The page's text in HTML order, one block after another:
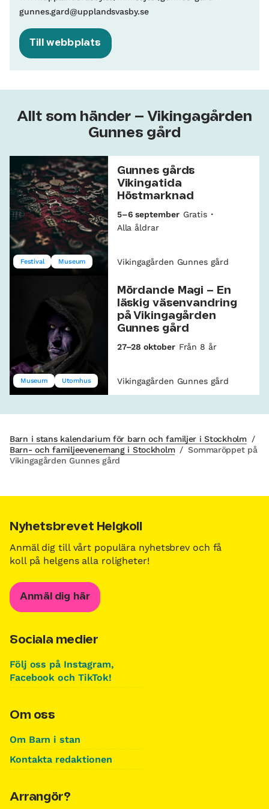
gunnes.gard@upplandsvasby.se
Till webbplats
Allt som händer – Vikingagården
Gunnes gård
Festival Museum
Gunnes gårds
Vikingatida
Höstmarknad
5–6 september Gratis
Alla åldrar
Vikingagården Gunnes gård
Museum Utomhus
Mördande Magi – En
läskig väsenvandring
på Vikingagården
Gunnes gård
27–28 oktober Från 8 år
Vikingagården Gunnes gård
Barn i stans kalendarium för barn och familjer i Stockholm /
Barn- och familjeevenemang i Stockholm / Sommaröppet på
Vikingagården Gunnes gård
Nyhetsbrevet Helgkoll
Anmäl dig till vårt populära nyhetsbrev och få
koll på helgens alla roligheter!
Anmäl dig här
Sociala medier
Följ oss på Instagram,
Facebook och TikTok!
Om oss
Om Barn i stan
Kontakta redaktionen
Arrangör?